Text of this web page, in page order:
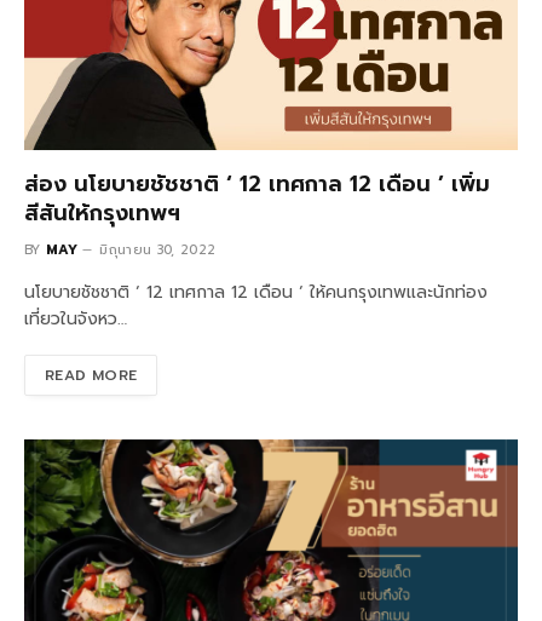
ส่อง นโยบายชัชชาติ ‘ 12 เทศกาล 12 เดือน ’ เพิ่ม
สีสันให้กรุงเทพฯ
BY MAY มิถุนายน 30, 2022
นโยบายชัชชาติ ‘ 12 เทศกาล 12 เดือน ‘ ให้คนกรุงเทพและนักท่อง
เที่ยวในจังหว…
READ MORE